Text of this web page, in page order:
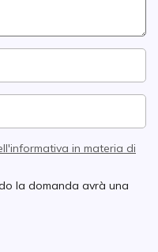
in materia di
la domanda avrà una